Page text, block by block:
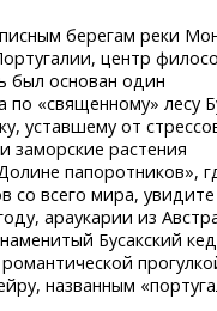
берегам реки
центр
был основан один
по «священному» лесу
уставшему от
заморские растения
папоротников»,
со всего мира, увидите
араукарии из
Бусакский
названным